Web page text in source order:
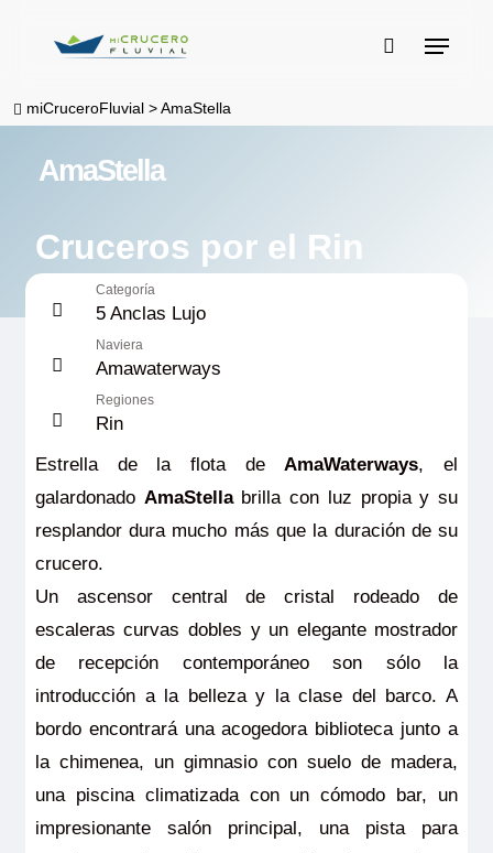
content
buscar
Menu
miCruceroFluvial >AmaStella
AmaStella
Cruceros por el Rin
Categoría
5 Anclas Lujo
Naviera
Amawaterways
Regiones
Rin
Estrella de la flota deAmaWaterways, el
galardonado AmaStellabrilla con luz propia y su
resplandor dura mucho más que la duración de su
crucero.
Un ascensor central de cristal rodeado de
escaleras curvas dobles y un elegante mostrador
de recepción contemporáneo son sólo la
introducción a la belleza y la clase del barco. A
bordo encontrará una acogedora biblioteca junto a
la chimenea, un gimnasio con suelo de madera,
una piscina climatizada con un cómodo bar, un
impresionante salón principal, una pista para